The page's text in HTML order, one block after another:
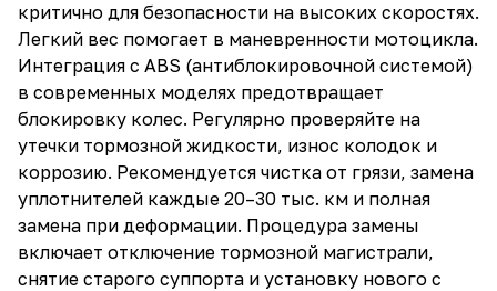
критично для безопасности на высоких скоростях.
Легкий вес помогает в маневренности мотоцикла.
Интеграция с ABS (антиблокировочной системой)
в современных моделях предотвращает
блокировку колес. Регулярно проверяйте на
утечки тормозной жидкости, износ колодок и
коррозию. Рекомендуется чистка от грязи, замена
уплотнителей каждые 20–30 тыс. км и полная
замена при деформации. Процедура замены
включает отключение тормозной магистрали,
снятие старого суппорта и установку нового с